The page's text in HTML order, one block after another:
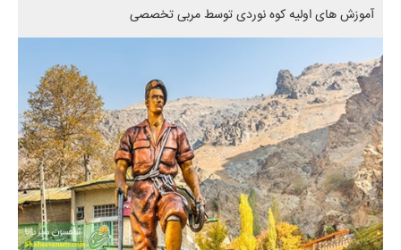
آموزش های اولیه کوه نوردی توسط مربی تخصصی